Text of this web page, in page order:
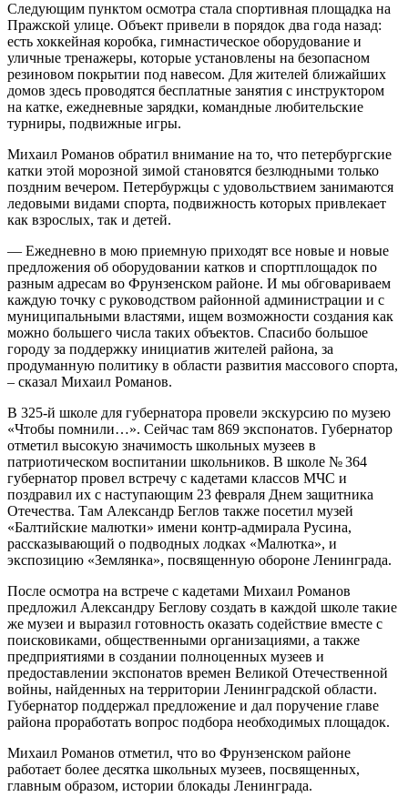
Следующим пунктом осмотра стала спортивная площадка на
Пражской улице. Объект привели в порядок два года назад:
есть хоккейная коробка, гимнастическое оборудование и
уличные тренажеры, которые установлены на безопасном
резиновом покрытии под навесом. Для жителей ближайших
домов здесь проводятся бесплатные занятия с инструктором
на катке, ежедневные зарядки, командные любительские
турниры, подвижные игры.
Михаил Романов обратил внимание на то, что петербургские
катки этой морозной зимой становятся безлюдными только
поздним вечером. Петербуржцы с удовольствием занимаются
ледовыми видами спорта, подвижность которых привлекает
как взрослых, так и детей.
— Ежедневно в мою приемную приходят все новые и новые
предложения об оборудовании катков и спортплощадок по
разным адресам во Фрунзенском районе. И мы обговариваем
каждую точку с руководством районной администрации и с
муниципальными властями, ищем возможности создания как
можно большего числа таких объектов. Спасибо большое
городу за поддержку инициатив жителей района, за
продуманную политику в области развития массового спорта,
– сказал Михаил Романов.
В 325-й школе для губернатора провели экскурсию по музею
«Чтобы помнили…». Сейчас там 869 экспонатов. Губернатор
отметил высокую значимость школьных музеев в
патриотическом воспитании школьников. В школе № 364
губернатор провел встречу с кадетами классов МЧС и
поздравил их с наступающим 23 февраля Днем защитника
Отечества. Там Александр Беглов также посетил музей
«Балтийские малютки» имени контр-адмирала Русина,
рассказывающий о подводных лодках «Малютка», и
экспозицию «Землянка», посвященную обороне Ленинграда.
После осмотра на встрече с кадетами Михаил Романов
предложил Александру Беглову создать в каждой школе такие
же музеи и выразил готовность оказать содействие вместе с
поисковиками, общественными организациями, а также
предприятиями в создании полноценных музеев и
предоставлении экспонатов времен Великой Отечественной
войны, найденных на территории Ленинградской области.
Губернатор поддержал предложение и дал поручение главе
района проработать вопрос подбора необходимых площадок.
Михаил Романов отметил, что во Фрунзенском районе
работает более десятка школьных музеев, посвященных,
главным образом, истории блокады Ленинграда.